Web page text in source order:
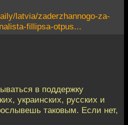
latvia/zaderzhannogo-za-
fillipsa-otpus...
в поддержку
украинских, русских и
таковым. Если нет,